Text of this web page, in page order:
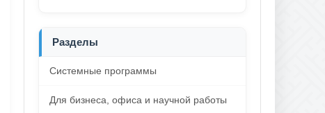
Разделы
Системные программы
Для бизнеса, офиса и научной работы